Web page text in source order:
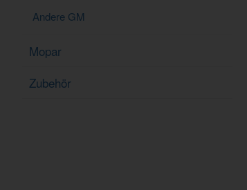
Andere GM
Mopar
Zubehör